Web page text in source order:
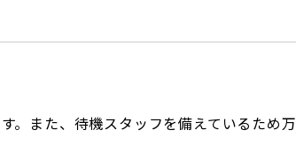
。また、待機スタッフを備えているため万